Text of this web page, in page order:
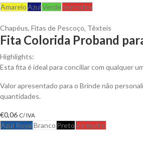
AmareloAzulVerdeVermelho
Chapéus, Fitas de Pescoço, Têxteis
Fita Colorida Proband
Highlights:
Esta fita é ideal para conciliar com qualquer
Valor apresentado para o Brinde não
quantidades.
€0,06 C/ IVA
Azul RoyalBranco PretoVermelho